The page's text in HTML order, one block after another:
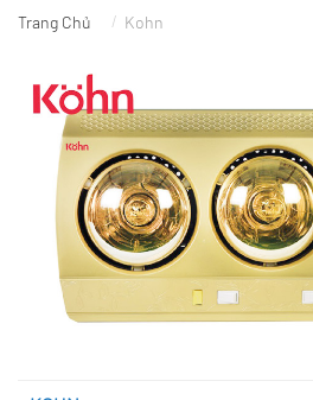
Trang Chủ Kohn